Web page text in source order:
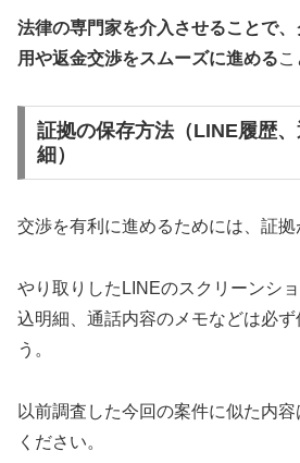
法律の専門家を介入させることで
用や返金交渉をスムーズに進めるこ
証拠の保存方法（LINE履歴
細）
交渉を有利に進めるためには、証拠
やり取りしたLINEのスクリーンシ
込明細、通話内容のメモなどは必ず
う。
以前調査した今回の案件に似た内容
ください。